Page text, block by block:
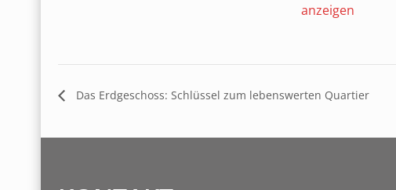
anzeigen
Das Erdgeschoss: Schlüssel zum lebenswerten Quartier